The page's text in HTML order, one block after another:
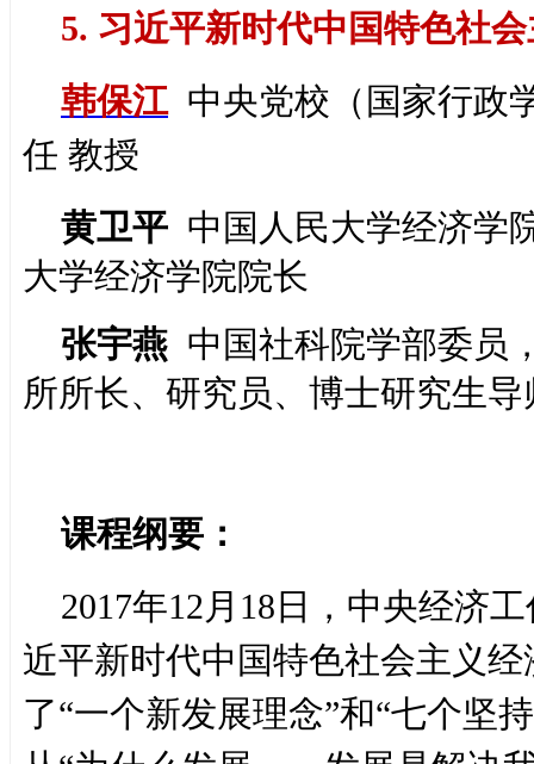
5. 习近平新时代中国特色社
韩保江中央党校（国家行政
任 教授
黄卫平 中国人民大学经济学
大学经济学院院长
张宇燕 中国社科院学部委员
所所长、研究员、博士研究生导
课程纲要：
2017年12月18日，中央经济
近平新时代中国特色社会主义
了“一个新发展理念”和“七个坚